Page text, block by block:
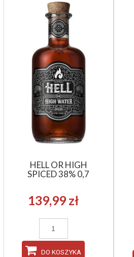
HELL OR HIGH
SPICED 38% 0,7
139,99 zł
DO KOSZYKA